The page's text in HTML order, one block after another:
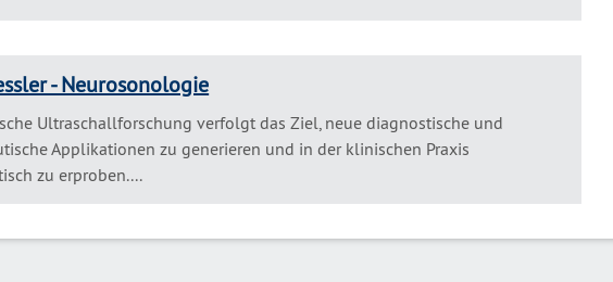
- Neurosonologie
Ultraschallforschung verfolgt das Ziel, neue diagnostische und
Applikationen zu generieren und in der klinischen Praxis
zu erproben....